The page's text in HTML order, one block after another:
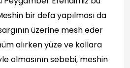
bir defa yapılması da
üzerine mesh eder
alırken yüze ve kollara
olmasının sebebi, meshin